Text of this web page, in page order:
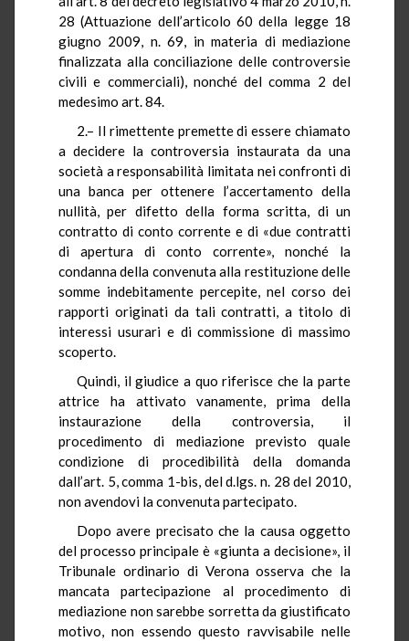
28 (Attuazione dell’articolo 60 della legge 18
giugno 2009, n. 69, in materia di mediazione
finalizzata alla conciliazione delle controversie
civili e commerciali), nonché del comma 2 del
medesimo art. 84.
2.– Il rimettente premette di essere chiamato
a decidere la controversia instaurata da una
società a responsabilità limitata nei confronti di
una banca per ottenere l’accertamento della
nullità, per difetto della forma scritta, di un
contratto di conto corrente e di «due contratti
di apertura di conto corrente», nonché la
condanna della convenuta alla restituzione delle
somme indebitamente percepite, nel corso dei
rapporti originati da tali contratti, a titolo di
interessi usurari e di commissione di massimo
scoperto.
Quindi, il giudice a quo riferisce che la parte
attrice ha attivato vanamente, prima della
instaurazione della controversia, il
procedimento di mediazione previsto quale
condizione di procedibilità della domanda
dall’art. 5, comma 1-bis, del d.lgs. n. 28 del 2010,
non avendovi la convenuta partecipato.
Dopo avere precisato che la causa oggetto
del processo principale è «giunta a decisione», il
Tribunale ordinario di Verona osserva che la
mancata partecipazione al procedimento di
mediazione non sarebbe sorretta da giustificato
motivo, non essendo questo ravvisabile nelle